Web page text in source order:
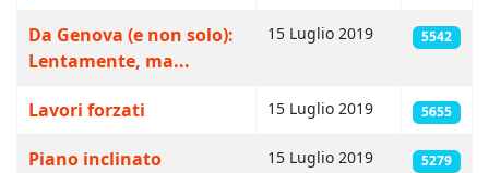
Da Genova (e non solo):
Lentamente, ma...
15 Luglio 2019 5542
Lavori forzati 15 Luglio 2019 5655
Piano inclinato 15 Luglio 2019 5279